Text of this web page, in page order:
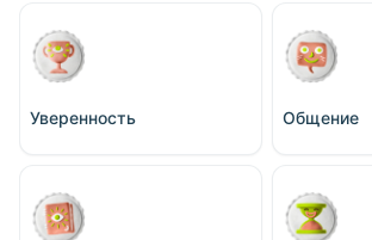
Уверенность Общение